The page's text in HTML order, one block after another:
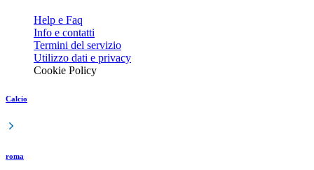
Help e Faq
Info e contatti
Termini del servizio
Utilizzo dati e privacy
Cookie Policy
Calcio
roma